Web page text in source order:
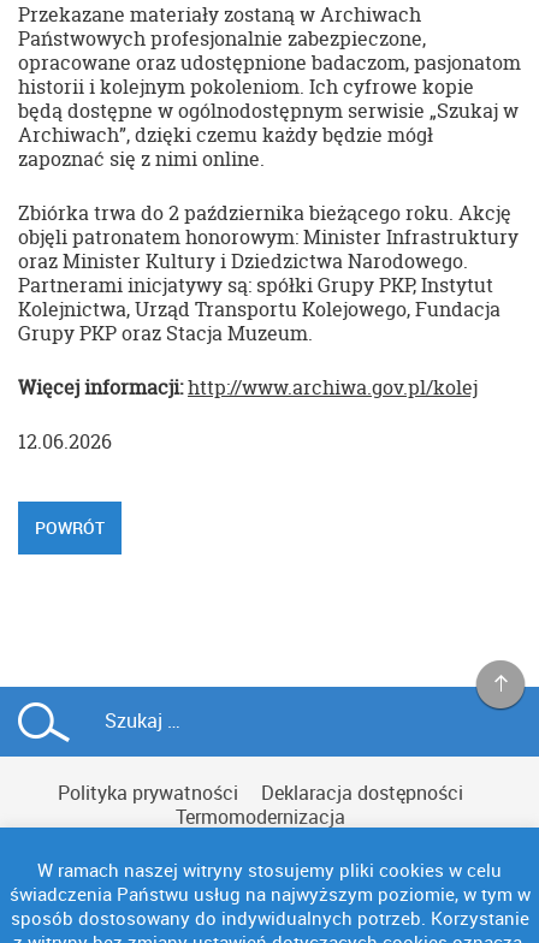
Przekazane materiały zostaną w Archiwach
Państwowych profesjonalnie zabezpieczone,
opracowane oraz udostępnione badaczom, pasjonatom
historii i kolejnym pokoleniom. Ich cyfrowe kopie
będą dostępne w ogólnodostępnym serwisie „Szukaj w
Archiwach”, dzięki czemu każdy będzie mógł
zapoznać się z nimi online.
Zbiórka trwa do 2 października bieżącego roku. Akcję
objęli patronatem honorowym: Minister Infrastruktury
oraz Minister Kultury i Dziedzictwa Narodowego.
Partnerami inicjatywy są: spółki Grupy PKP, Instytut
Kolejnictwa, Urząd Transportu Kolejowego, Fundacja
Grupy PKP oraz Stacja Muzeum.
Więcej informacji:http://www.archiwa.gov.pl/kolej
12.06.2026
POWRÓT
Polityka prywatności
Deklaracja dostępności
Termomodernizacja
W ramach naszej witryny stosujemy pliki cookies w celu
świadczenia Państwu usług na najwyższym poziomie, w tym w
sposób dostosowany do indywidualnych potrzeb. Korzystanie